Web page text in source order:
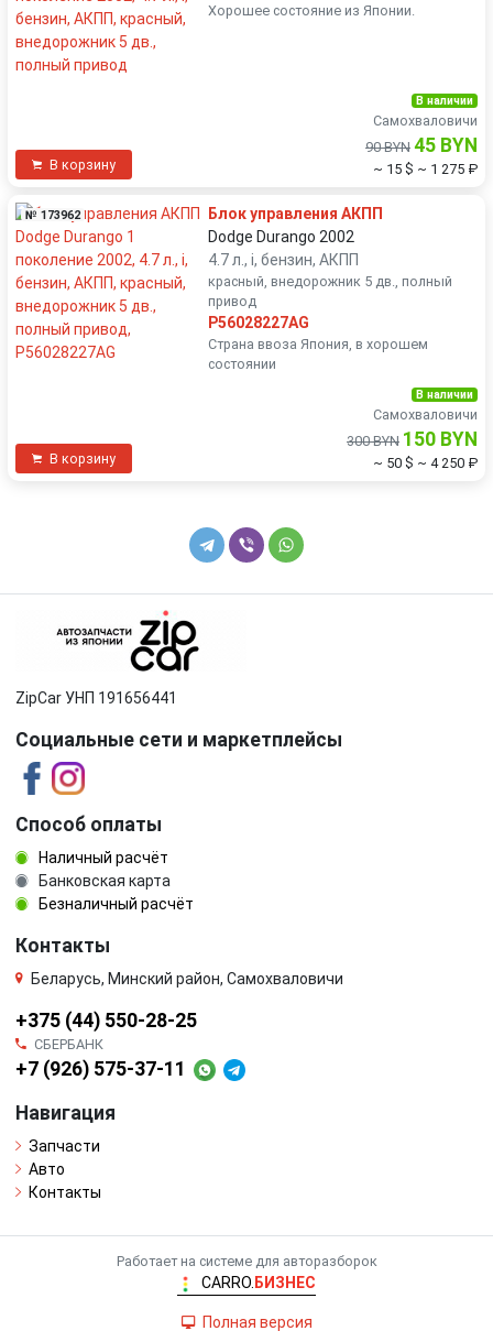
Хорошее состояние из Японии.
В корзину
В наличии
Самохваловичи
90 BYN 45 BYN
~ 15 $ ~ 1 275 ₽
№ 173962
Блок управления АКПП
Dodge Durango 2002
4.7 л., i, бензин, АКПП
красный, внедорожник 5 дв., полный
привод
P56028227AG
Страна ввоза Япония, в хорошем
состоянии
В корзину
В наличии
Самохваловичи
300 BYN 150 BYN
~ 50 $ ~ 4 250 ₽
ZipCar УНП 191656441
Социальные сети и маркетплейсы
Способ оплаты
Наличный расчёт
Банковская карта
Безналичный расчёт
Контакты
Беларусь, Минский район, Самохваловичи
+375 (44) 550-28-25
СБЕРБАНК
+7 (926) 575-37-11
Навигация
Запчасти
Авто
Контакты
Работает на системе для авторазборок
CARRO. БИЗНЕС
Полная версия